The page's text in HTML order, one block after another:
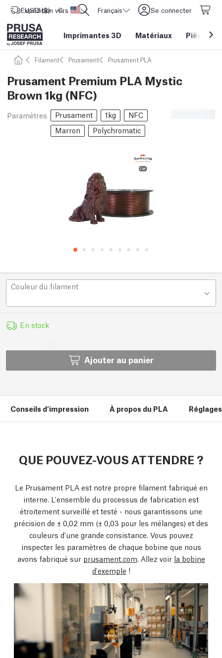
Expédition vers Etats-Unis d'Amérique
USD ($) CORE One L: Maintenant en stock ! Français Se connecter
Imprimantes 3D Matériaux Pièces&
Filament Prusament Prusament PLA
Prusament Premium PLA Mystic
Brown 1kg (NFC)
Paramètres Prusament 1kg
NFC
Marron
Polychromatic
Couleur du filament
En stock
Ajouter au panier
Conseils d'impression À propos du PLA
QUE POUVEZ-VOUS ATTENDRE ?
Le Prusament PLA est notre propre filament fabriqué en
interne. L'ensemble du processus de fabrication est
étroitement surveillé et testé - nous garantissons une
précision de ± 0,02 mm (± 0,03 pour les mélanges) et des
couleurs d'une grande consistance. Vous pouvez
inspecter les paramètres de chaque bobine que nous
avons fabriqué sur prusament.com. Allez voir la bobine
d'exemple !